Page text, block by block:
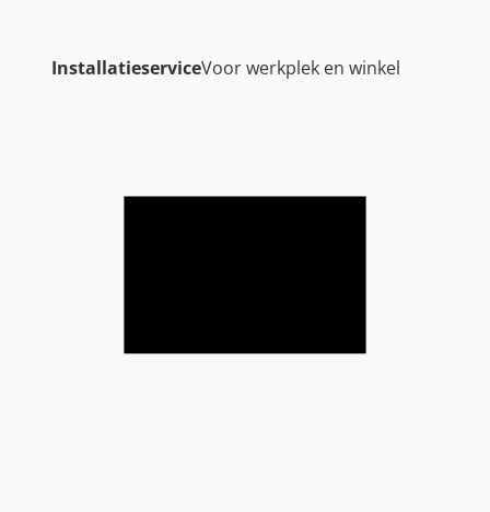
InstallatieserviceVoor werkplek en winkel